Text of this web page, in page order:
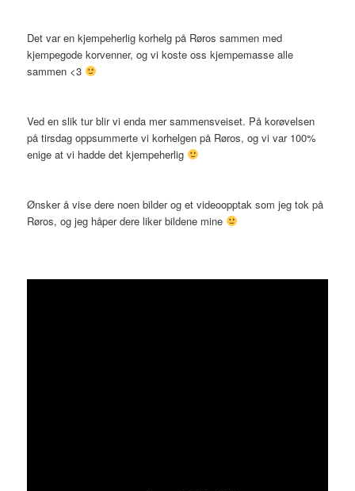
Det var en kjempeherlig korhelg på Røros sammen med
kjempegode korvenner, og vi koste oss kjempemasse alle
sammen <3
Ved en slik tur blir vi enda mer sammensveiset. På korøvelsen
på tirsdag oppsummerte vi korhelgen på Røros, og vi var 100%
enige at vi hadde det kjempeherlig
Ønsker å vise dere noen bilder og et videoopptak som jeg tok på
Røros, og jeg håper dere liker bildene mine